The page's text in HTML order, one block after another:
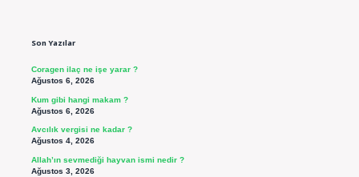
Son Yazılar
Coragen ilaç ne işe yarar ?
Ağustos 6, 2026
Kum gibi hangi makam ?
Ağustos 6, 2026
Avcılık vergisi ne kadar ?
Ağustos 4, 2026
Allah’ın sevmediği hayvan ismi nedir ?
Ağustos 3, 2026